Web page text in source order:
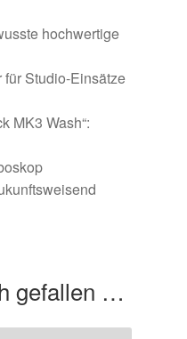
hochwertige
für Studio-Einsätze
MK3 Wash“:
gefallen …